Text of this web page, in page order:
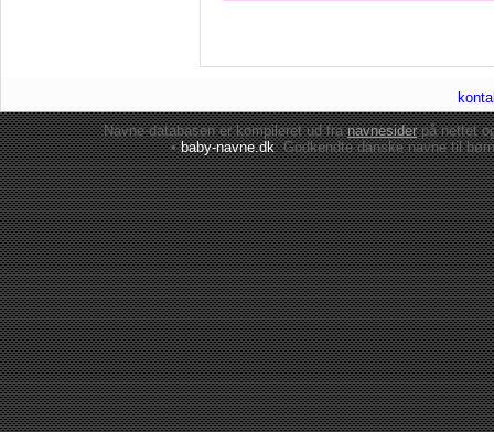
Navne-databasen er kompileret ud franavnesiderpå nettet
•baby-navne.dk: Godkendte danskenavne til børn